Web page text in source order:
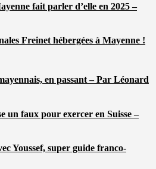
fait parler d’elle en 2025 –
Freinet hébergées à Mayenne !
en passant – Par Léonard
un faux pour exercer en Suisse –
Youssef, super guide franco-